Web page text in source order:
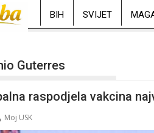
BIH SVIJET
Guterres
raspodjela vakcina
Moj USK